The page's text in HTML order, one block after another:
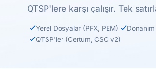
QTSP'lere karşı çalışır. Tek
Yerel Dosyalar (PFX, PEM)
QTSP'ler (Certum, CSC v2)